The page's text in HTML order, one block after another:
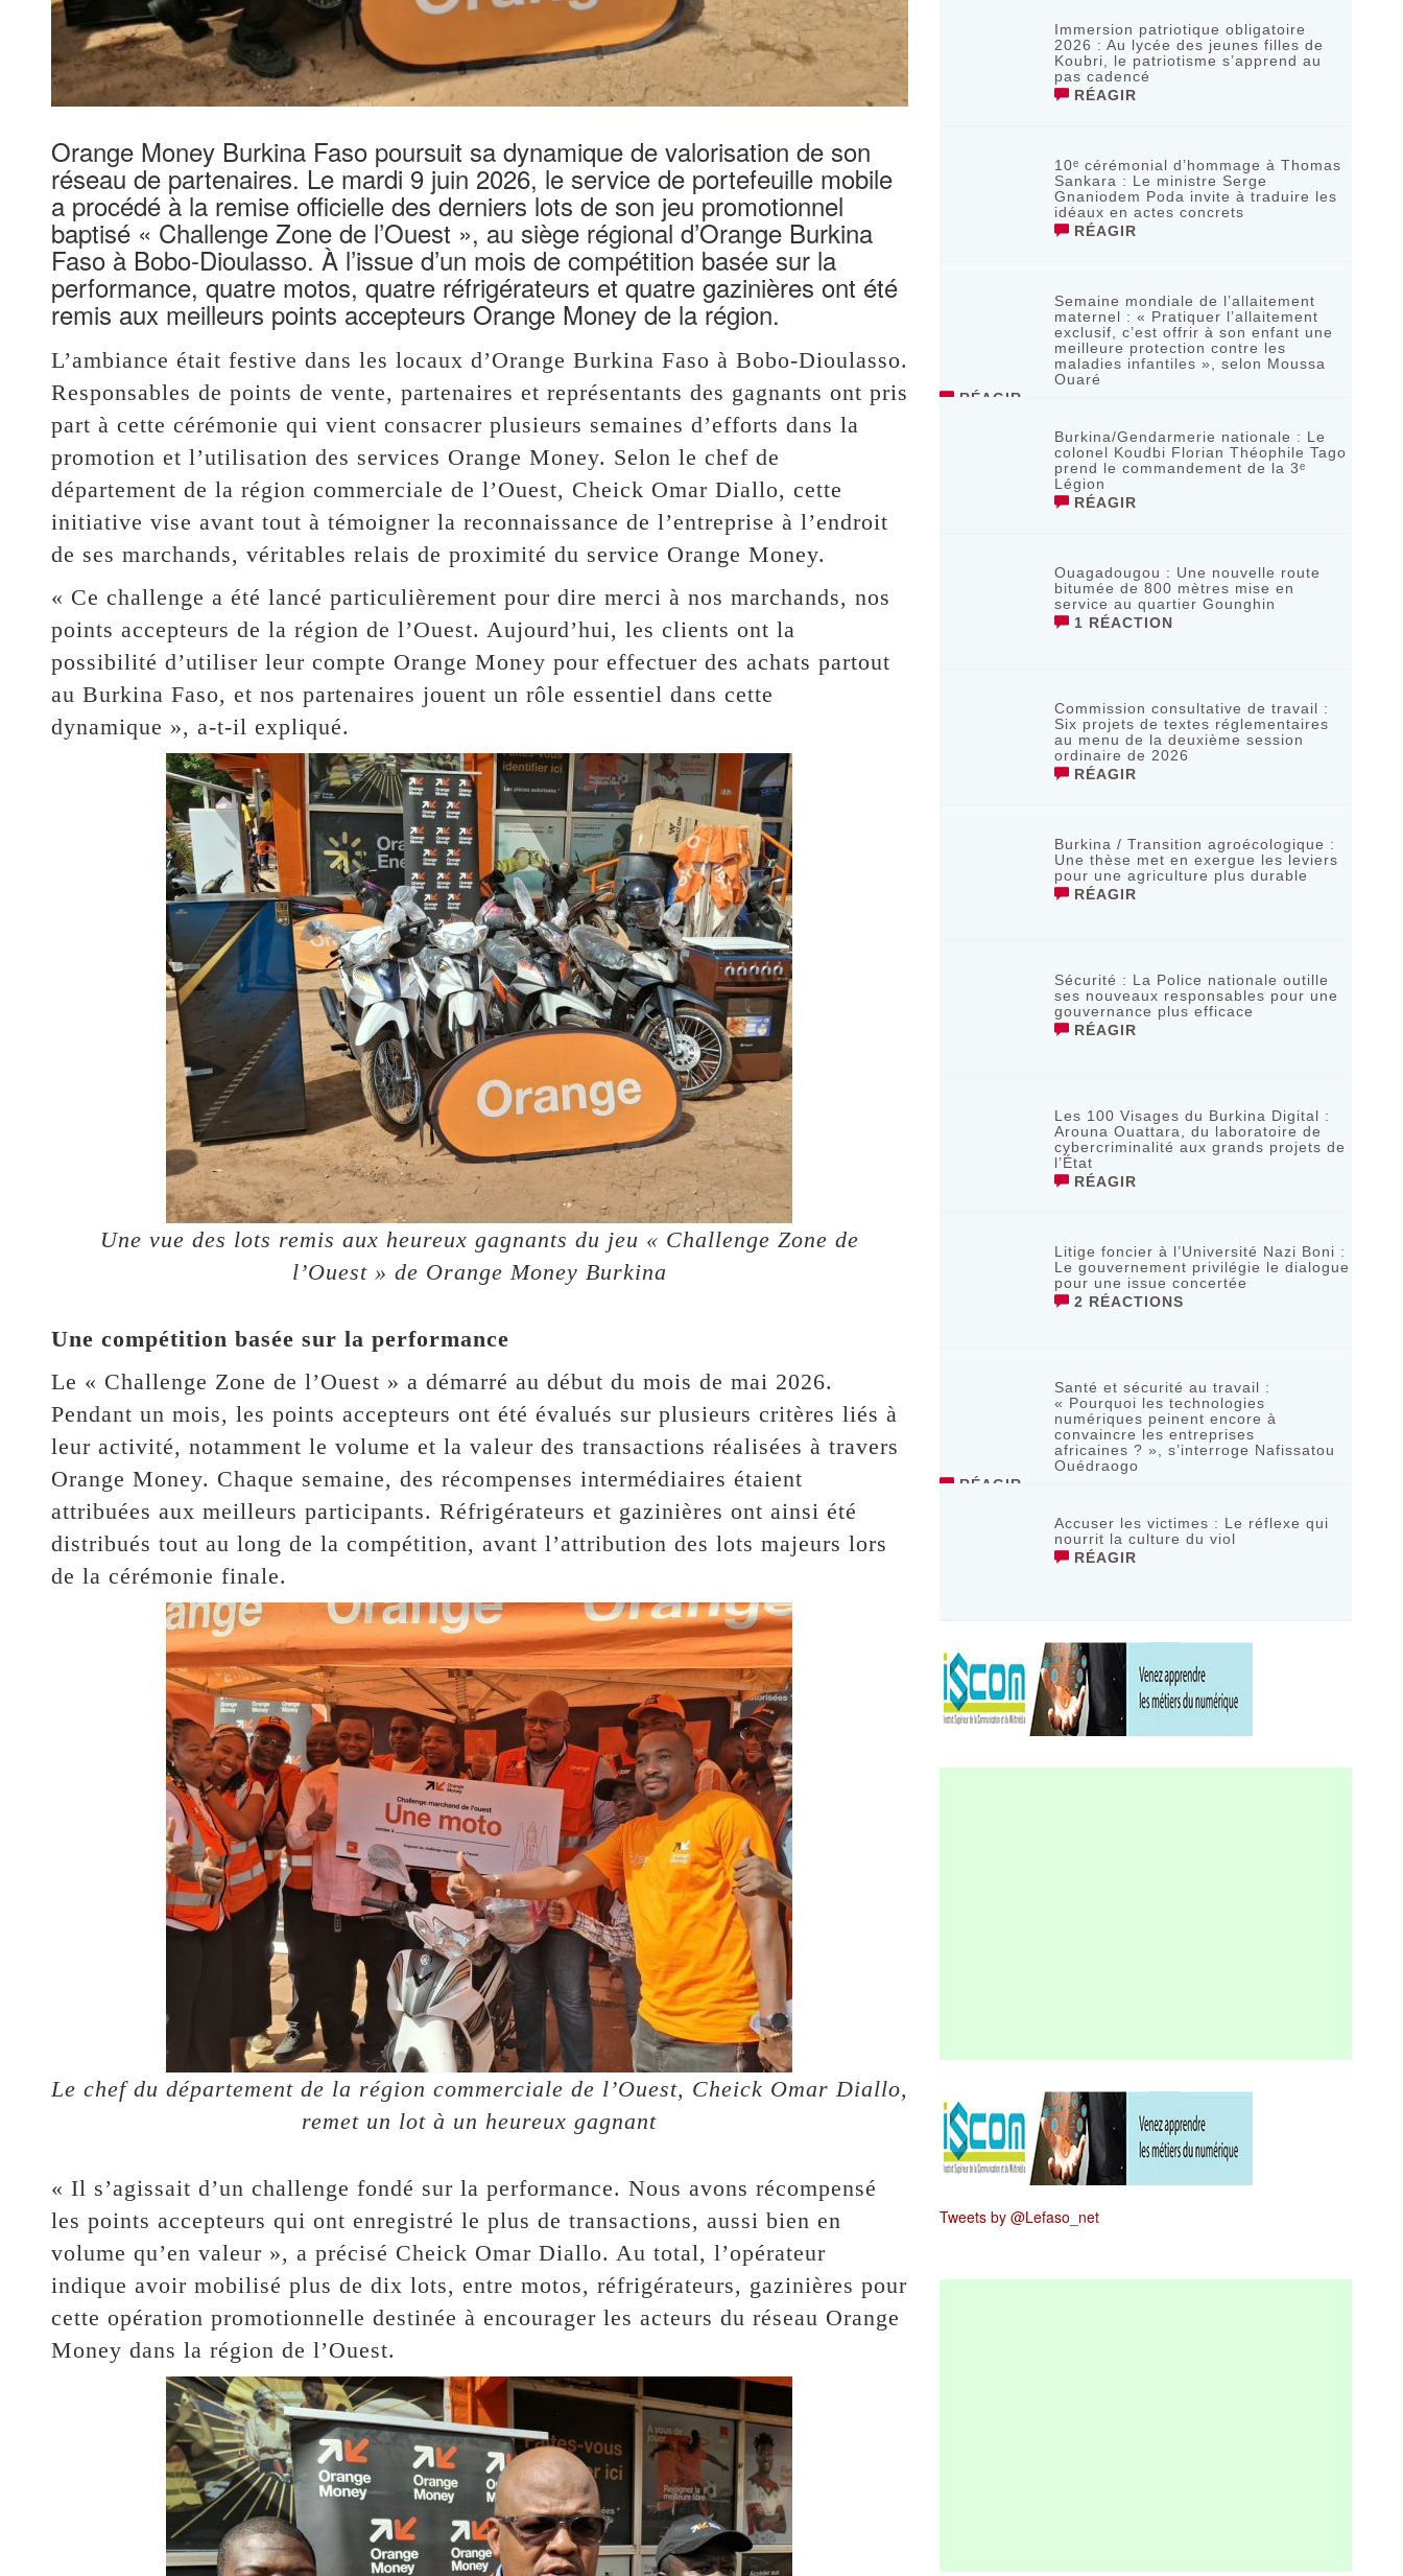
Orange Money Burkina Faso poursuit sa dynamique de valorisation de son
réseau de partenaires. Le mardi 9 juin 2026, le service de portefeuille mobile
a procédé à la remise officielle des derniers lots de son jeu promotionnel
baptisé « Challenge Zone de l’Ouest », au siège régional d’Orange Burkina
Faso à Bobo-Dioulasso. À l’issue d’un mois de compétition basée sur la
performance, quatre motos, quatre réfrigérateurs et quatre gazinières ont été
remis aux meilleurs points accepteurs Orange Money de la région.
L’ambiance était festive dans les locaux d’Orange Burkina Faso à Bobo-Dioulasso.
Responsables de points de vente, partenaires et représentants des gagnants ont pris
part à cette cérémonie qui vient consacrer plusieurs semaines d’efforts dans la
promotion et l’utilisation des services Orange Money. Selon le chef de
département de la région commerciale de l’Ouest, Cheick Omar Diallo, cette
initiative vise avant tout à témoigner la reconnaissance de l’entreprise à l’endroit
de ses marchands, véritables relais de proximité du service Orange Money.
« Ce challenge a été lancé particulièrement pour dire merci à nos marchands, nos
points accepteurs de la région de l’Ouest. Aujourd’hui, les clients ont la
possibilité d’utiliser leur compte Orange Money pour effectuer des achats partout
au Burkina Faso, et nos partenaires jouent un rôle essentiel dans cette
dynamique », a-t-il expliqué.
Une vue des lots remis aux heureux gagnants du jeu « Challenge Zone de
l’Ouest » de Orange Money Burkina
Une compétition basée sur la performance
Le « Challenge Zone de l’Ouest » a démarré au début du mois de mai 2026.
Pendant un mois, les points accepteurs ont été évalués sur plusieurs critères liés à
leur activité, notamment le volume et la valeur des transactions réalisées à travers
Orange Money. Chaque semaine, des récompenses intermédiaires étaient
attribuées aux meilleurs participants. Réfrigérateurs et gazinières ont ainsi été
distribués tout au long de la compétition, avant l’attribution des lots majeurs lors
de la cérémonie finale.
Le chef du département de la région commerciale de l’Ouest, Cheick Omar Diallo,
remet un lot à un heureux gagnant
« Il s’agissait d’un challenge fondé sur la performance. Nous avons récompensé
les points accepteurs qui ont enregistré le plus de transactions, aussi bien en
volume qu’en valeur », a précisé Cheick Omar Diallo. Au total, l’opérateur
indique avoir mobilisé plus de dix lots, entre motos, réfrigérateurs, gazinières pour
cette opération promotionnelle destinée à encourager les acteurs du réseau Orange
Money dans la région de l’Ouest.
Immersion patriotique obligatoire
2026 : Au lycée des jeunes filles de
Koubri, le patriotisme s’apprend au
pas cadencé
RÉAGIR
10ᵉ cérémonial d’hommage à Thomas
Sankara : Le ministre Serge
Gnaniodem Poda invite à traduire les
idéaux en actes concrets
RÉAGIR
Semaine mondiale de l’allaitement
maternel : « Pratiquer l’allaitement
exclusif, c’est offrir à son enfant une
meilleure protection contre les
maladies infantiles », selon Moussa
Ouaré
RÉAGIR
Burkina/Gendarmerie nationale : Le
colonel Koudbi Florian Théophile Tago
prend le commandement de la 3ᵉ
Légion
RÉAGIR
Ouagadougou : Une nouvelle route
bitumée de 800 mètres mise en
service au quartier Gounghin
1 RÉACTION
Commission consultative de travail :
Six projets de textes réglementaires
au menu de la deuxième session
ordinaire de 2026
RÉAGIR
Burkina / Transition agroécologique :
Une thèse met en exergue les leviers
pour une agriculture plus durable
RÉAGIR
Sécurité : La Police nationale outille
ses nouveaux responsables pour une
gouvernance plus efficace
RÉAGIR
Les 100 Visages du Burkina Digital :
Arouna Ouattara, du laboratoire de
cybercriminalité aux grands projets de
l’État
RÉAGIR
Litige foncier à l’Université Nazi Boni :
Le gouvernement privilégie le dialogue
pour une issue concertée
2 RÉACTIONS
Santé et sécurité au travail :
« Pourquoi les technologies
numériques peinent encore à
convaincre les entreprises
africaines ? », s’interroge Nafissatou
Ouédraogo
RÉAGIR
Accuser les victimes : Le réflexe qui
nourrit la culture du viol
RÉAGIR
Tweets by @Lefaso_net